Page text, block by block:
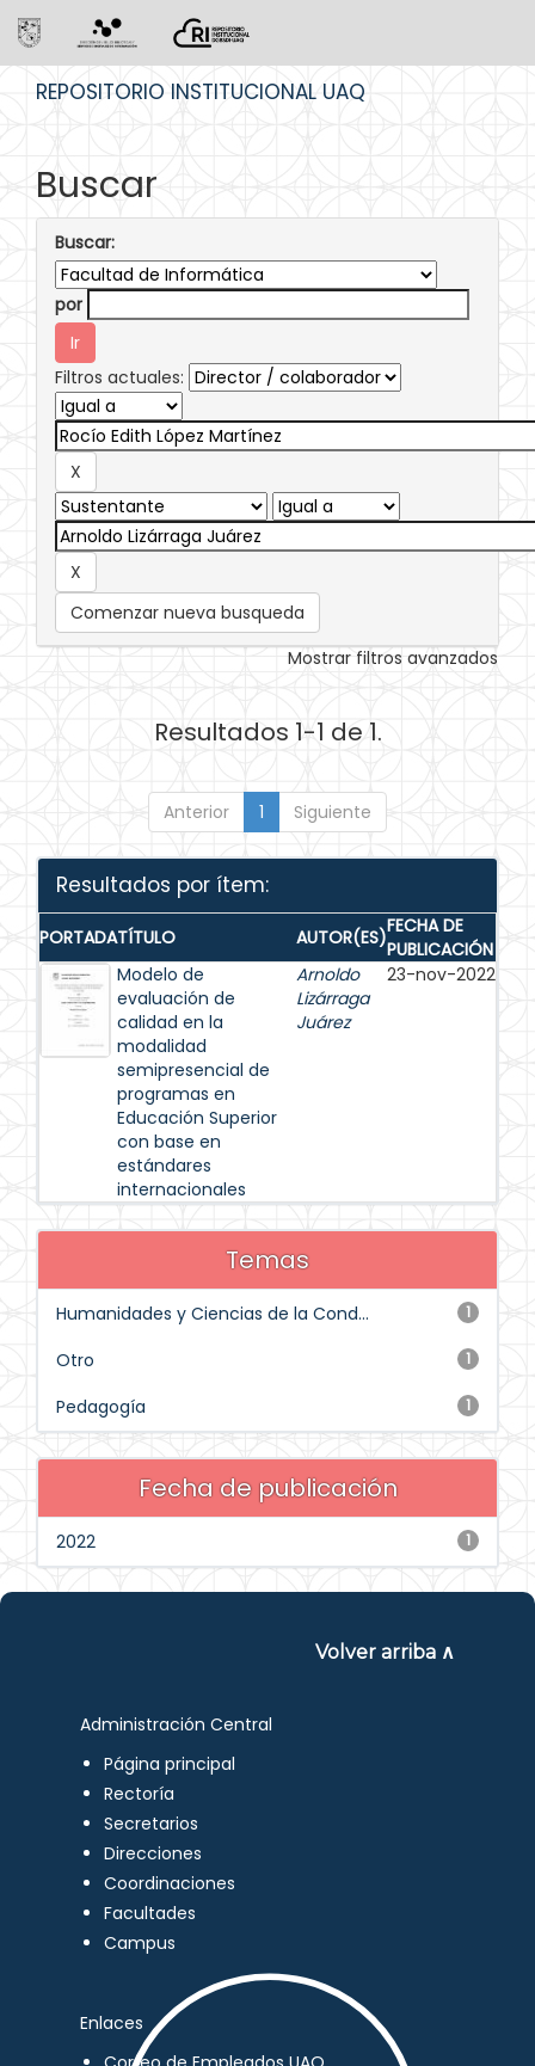
REPOSITORIO INSTITUCIONAL UAQ
Buscar
Buscar:
por
Filtros actuales:
Comenzar nueva busqueda
Mostrar filtros avanzados
Resultados 1-1 de 1.
Anterior 1 Siguiente
Resultados por ítem:
PORTADATÍTULO AUTOR(ES)FECHA DE
PUBLICACIÓN
Modelo de
evaluación de
calidad en la
modalidad
semipresencial de
programas en
Educación Superior
con base en
estándares
internacionales
Arnoldo
Lizárraga
Juárez
23-nov-2022
Temas
1
Humanidades y Ciencias de la Cond...
1
Otro
1
Pedagogía
Fecha de publicación
1
2022
Volver arriba ∧
Administración Central
Página principal
Rectoría
Secretarios
Direcciones
Coordinaciones
Facultades
Campus
Enlaces